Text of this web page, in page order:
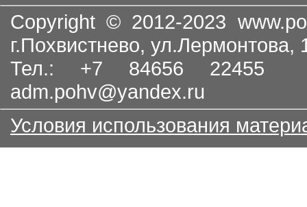
Copyright © 2012-2023
г.Похвистнево, ул.Лермонтова,
Тел.: +7 84656
adm.pohv@yandex.ru
Условия использования